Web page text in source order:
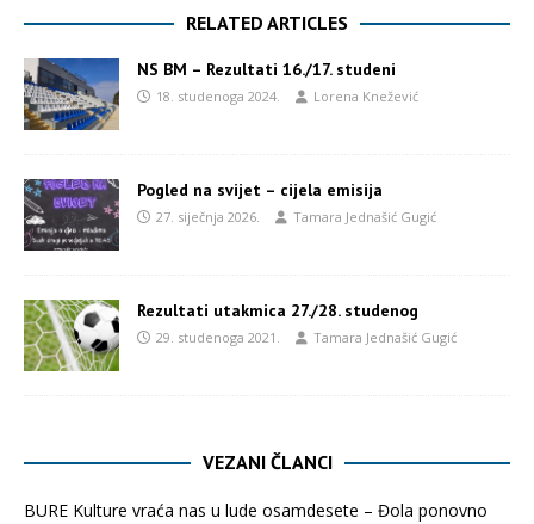
RELATED ARTICLES
NS BM – Rezultati 16./17. studeni
18. studenoga 2024. Lorena Knežević
Pogled na svijet – cijela emisija
27. siječnja 2026. Tamara Jednašić Gugić
Rezultati utakmica 27./28. studenog
29. studenoga 2021. Tamara Jednašić Gugić
VEZANI ČLANCI
BURE Kulture vraća nas u lude osamdesete – Đola ponovno